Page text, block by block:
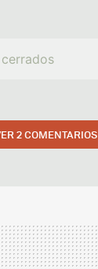
2 COMENTARIOS